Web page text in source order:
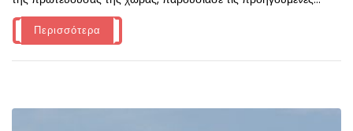
Περισσότερα